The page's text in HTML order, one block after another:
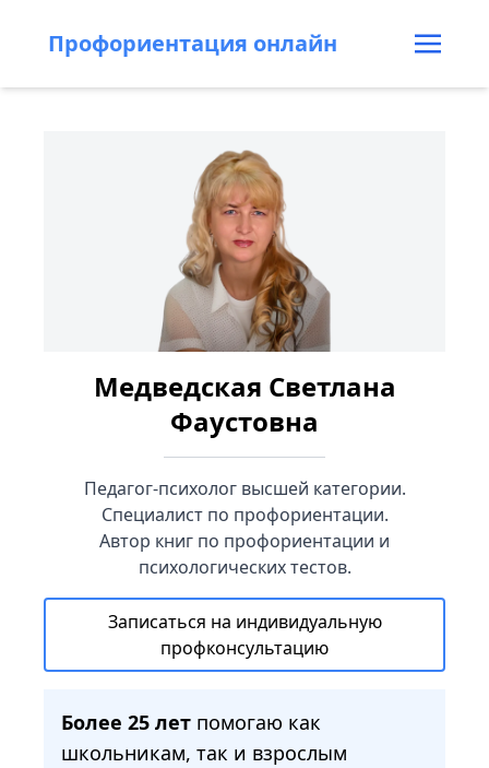
Профориентация онлайн
Медведская Светлана
Фаустовна
Педагог-психолог высшей категории.
Специалист по профориентации.
Автор книг по профориентации и
психологических тестов.
Записаться на индивидуальную
профконсультацию
Более 25 лет помогаю как
школьникам, так и взрослым